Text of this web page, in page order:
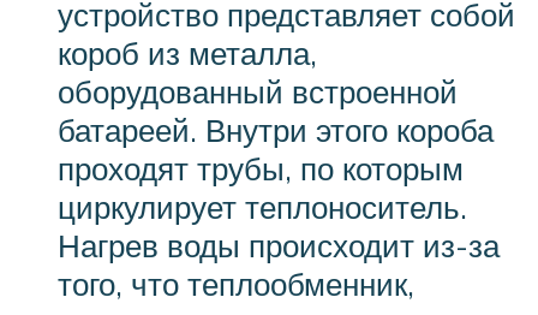
устройство представляет собой
короб из металла,
оборудованный встроенной
батареей. Внутри этого короба
проходят трубы, по которым
циркулирует теплоноситель.
Нагрев воды происходит из-за
того, что теплообменник,